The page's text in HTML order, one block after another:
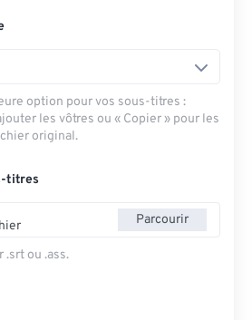
option pour vos sous-titres :
les vôtres ou « Copier » pour les
original.
titres
Parcourir
.srt ou .ass.